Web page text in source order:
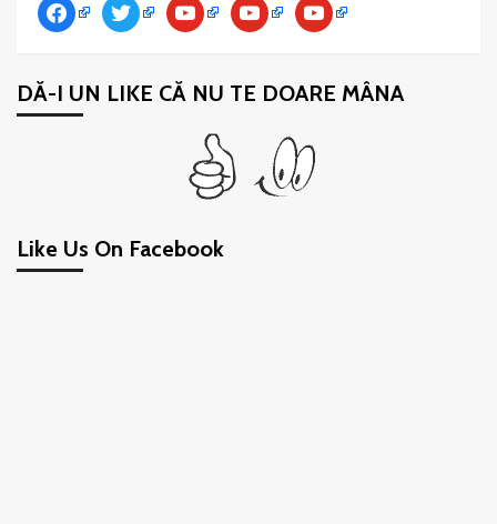
facebooktwitter youtube youtube youtube
DĂ-I UN LIKE CĂ NU TE DOARE MÂNA
Like Us On Facebook